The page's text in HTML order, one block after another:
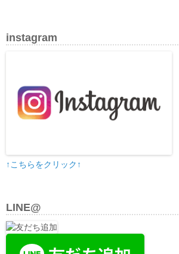
instagram
↑こちらをクリック↑
LINE@